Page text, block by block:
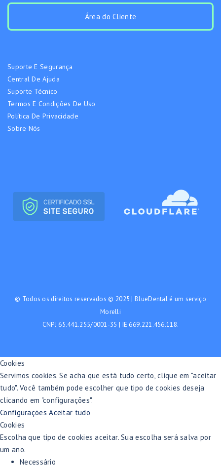
Área do Cliente
Suporte E Segurança
Central De Ajuda
Suporte Técnico
Termos E Condições De Uso
Política De Privacidade
Sobre Nós
© Todos os direitos reservados © 2025 | BlueDental é um serviço
Morelli
CNPJ 65.441.255/0001-35 | IE 669.221.456.118.
Cookies
Servimos cookies. Se acha que está tudo certo, clique em "aceitar
tudo". Você também pode escolher que tipo de cookies deseja
clicando em "configurações".
ConfiguraçõesAceitar tudo
Cookies
Escolha que tipo de cookies aceitar. Sua escolha será salva por
um ano.
Necessário